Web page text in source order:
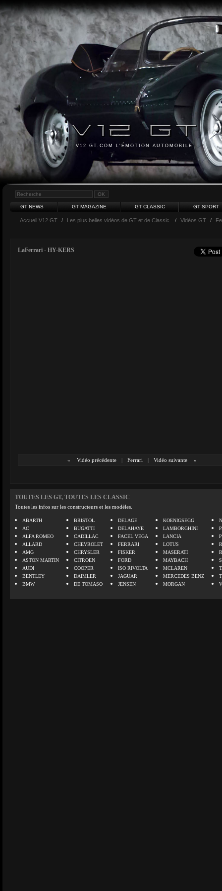
V12 GT.COM L'ÉMOTION AUTOMOBILE
GT NEWS GT MAGAZINE GT CLASSIC GT SPORT
Accueil V12 GT / Les plus belles vidéos de GT et de Classic. / Vidéos GT /
LaFerrari - HY-KERS
« Vidéo précédente | Ferrari | Vidéo suivante »
TOUTES LES GT, TOUTES LES CLASSIC
Toutes les infos sur les constructeurs et les modèles.
ABARTH
AC
ALFA ROMEO
ALLARD
AMG
ASTON MARTIN
AUDI
BENTLEY
BMW
BRISTOL
BUGATTI
CADILLAC
CHEVROLET
CHRYSLER
CITROEN
COOPER
DAIMLER
DE TOMASO
DELAGE
DELAHAYE
FACEL VEGA
FERRARI
FISKER
FORD
ISO RIVOLTA
JAGUAR
JENSEN
KOENIGSEGG
LAMBORGHINI
LANCIA
LOTUS
MASERATI
MAYBACH
MCLAREN
MERCEDES BENZ
MORGAN